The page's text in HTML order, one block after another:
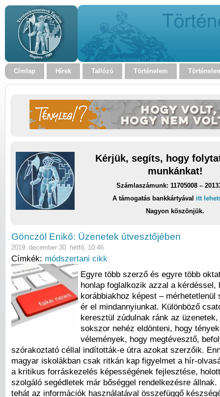
Címlap Hírek Tallózó Történelem
Kérjük, segíts, hogy
munkánkat!
Számlaszámunk: 11705008 –
A támogatás bankkártyával itt
Nagyon köszönjük.
Gönczöl Enikő: Üzenetek útvesztőjében
2019. december 30. hétfő, 10:46
Címkék: módszertani cikk
Egyre több szerző és egyre több
honlap foglalkozik azzal a kérdéssel,
korábbiakhoz képest – mérhetetlenül
ér el mindannyiunkat. Különböző
keresztül zúdulnak ránk az
sokszor nehéz eldönteni, hogy
vélemények, hogy megtévesztő,
szórakoztató céllal indították-e útra azokat szerzőik.
magyar iskolákban csak ritkán kap figyelmet a hír-
a kritikus forráskezelés képességének fejlesztése,
szolgáló segédletek már bőséggel rendelkezésre állnak.
tehát az információk használatával összefüggő